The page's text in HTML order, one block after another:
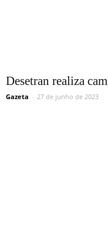
Desetran realiza
Gazeta - 27 de junho de 2023